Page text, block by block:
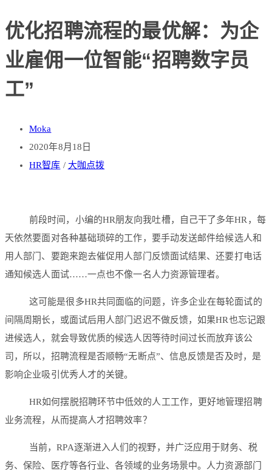
优化招聘流程的最优解：为企
业雇佣一位智能“招聘数字员
工”
Moka
2020年8月18日
HR智库 / 大咖点拨
前段时间，小编的HR朋友向我吐槽，自己干了多年HR，每
天依然要面对各种基础琐碎的工作，要手动发送邮件给候选人和
用人部门、要跑来跑去催促用人部门反馈面试结果、还要打电话
通知候选人面试……一点也不像一名人力资源管理者。
这可能是很多HR共同面临的问题，许多企业在每轮面试的
间隔周期长，或面试后用人部门迟迟不做反馈，如果HR也忘记跟
进候选人，就会导致优质的候选人因等待时间过长而放弃该公
司，所以，招聘流程是否顺畅“无断点”、信息反馈是否及时，是
影响企业吸引优秀人才的关键。
HR如何摆脱招聘环节中低效的人工工作，更好地管理招聘
业务流程，从而提高人才招聘效率？
当前，RPA逐渐进入人们的视野，并广泛应用于财务、税
务、保险、医疗等各行业、各领域的业务场景中。人力资源部门